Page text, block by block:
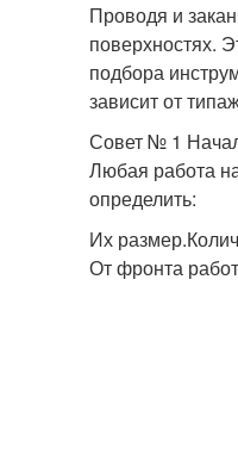
Проводя и
поверхностях.
подбора
зависит от
Совет № 1
Любая работа
определить:
Их
От фронта